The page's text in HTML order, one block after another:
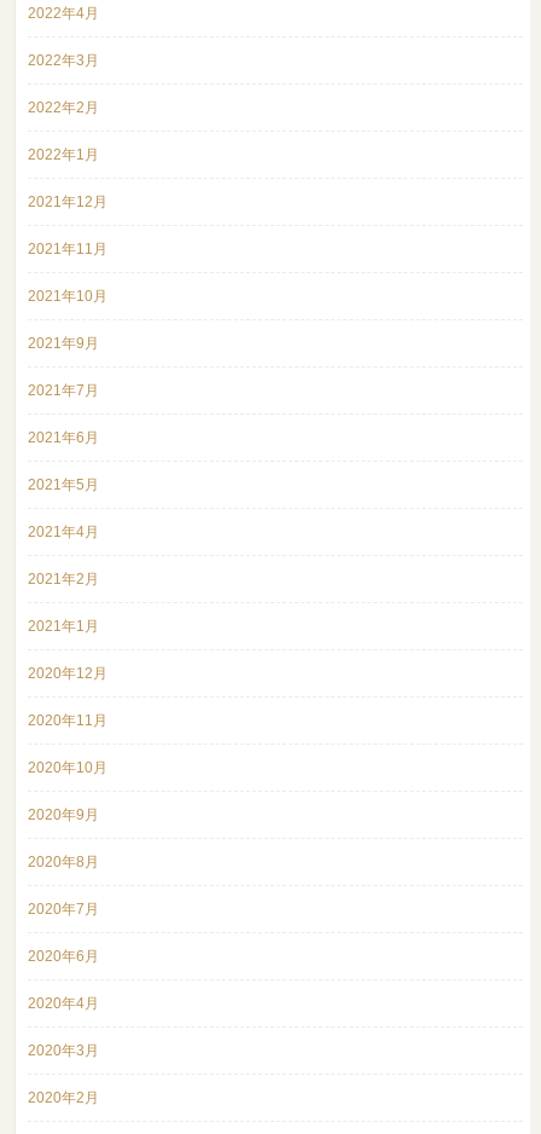
2022年4月
2022年3月
2022年2月
2022年1月
2021年12月
2021年11月
2021年10月
2021年9月
2021年7月
2021年6月
2021年5月
2021年4月
2021年2月
2021年1月
2020年12月
2020年11月
2020年10月
2020年9月
2020年8月
2020年7月
2020年6月
2020年4月
2020年3月
2020年2月